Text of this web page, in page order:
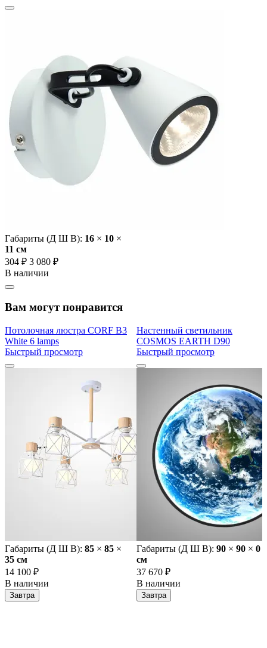
Габариты (Д Ш В): 16 × 10 ×
11 cм
304 ₽ 3 080 ₽
В наличии
Вам могут понравится
Потолочная люстра CORF B3
White 6 lamps
Быстрый просмотр
Габариты (Д Ш В): 85 × 85 ×
35 cм
14 100 ₽
В наличии
Завтра
Настенный светильник
COSMOS EARTH D90
Быстрый просмотр
Габариты (Д Ш В): 90 × 90 × 0
cм
37 670 ₽
В наличии
Завтра